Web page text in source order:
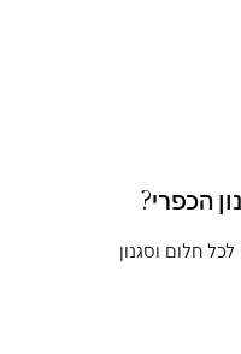
הכפרי?
חלום וסגנון